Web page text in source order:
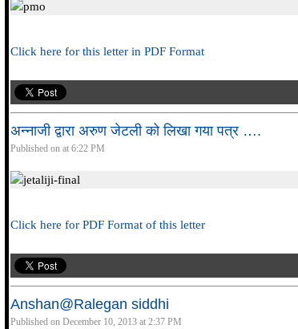
Click here for this letter in PDF Format
अन्नाजी द्वारा अरुण जेटली को लिखा गया पत्र ….
Published on at 6:22 PM
Click here for PDF Format of this letter
Anshan@Ralegan siddhi
Published on December 10, 2013 at 2:37 PM